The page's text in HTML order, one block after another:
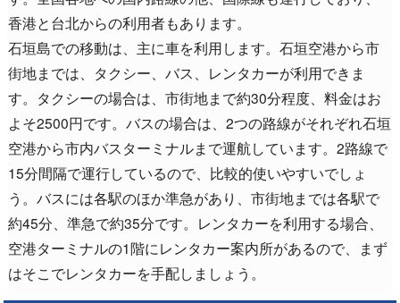
香港と台北からの利用者もあります。
石垣島での移動は、主に車を利用します。石垣空港から市
街地までは、タクシー、バス、レンタカーが利用できま
す。タクシーの場合は、市街地まで約30分程度、料金はお
よそ2500円です。バスの場合は、2つの路線がそれぞれ石垣
空港から市内バスターミナルまで運航しています。2路線で
15分間隔で運行しているので、比較的使いやすいでしょ
う。バスには各駅のほか準急があり、市街地までは各駅で
約45分、準急で約35分です。レンタカーを利用する場合、
空港ターミナルの1階にレンタカー案内所があるので、まず
はそこでレンタカーを手配しましょう。